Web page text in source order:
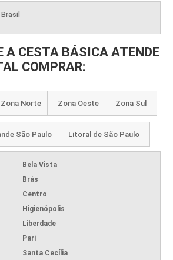
A CESTA BÁSICA ATENDE
COMPRAR:
Zona Norte Zona Oeste Zona Sul
São Paulo Litoral de São Paulo
Bela Vista
Brás
Centro
Higienópolis
Liberdade
Pari
Santa Cecília